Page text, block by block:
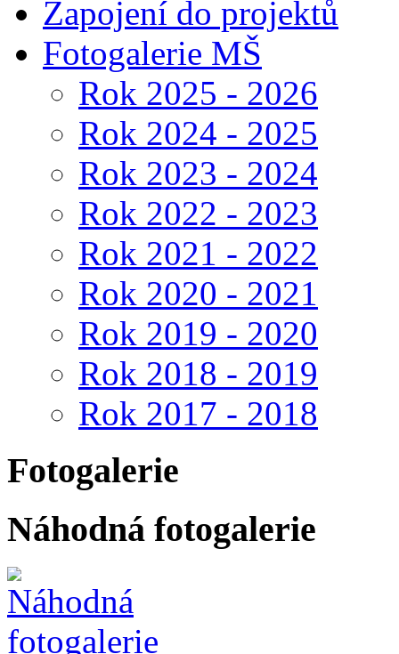
Zapojení do projektů
Fotogalerie MŠ
Rok 2025 - 2026
Rok 2024 - 2025
Rok 2023 - 2024
Rok 2022 - 2023
Rok 2021 - 2022
Rok 2020 - 2021
Rok 2019 - 2020
Rok 2018 - 2019
Rok 2017 - 2018
Fotogalerie
Náhodná fotogalerie